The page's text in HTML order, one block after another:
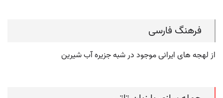
فرهنگ فارسی
از لهجه های ایرانی موجود در شبه جزیره آب شیرین